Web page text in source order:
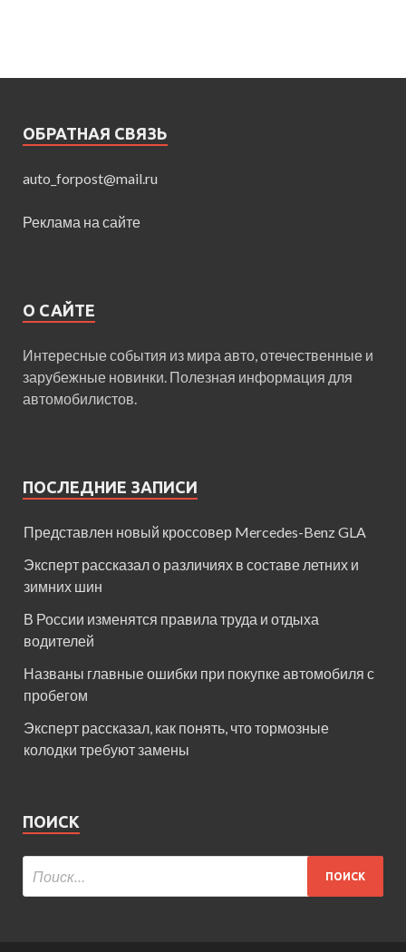
ОБРАТНАЯ СВЯЗЬ
auto_forpost@mail.ru
Реклама на сайте
О САЙТЕ
Интересные события из мира авто, отечественные и
зарубежные новинки. Полезная информация для
автомобилистов.
ПОСЛЕДНИЕ ЗАПИСИ
Представлен новый кроссовер Mercedes-Benz GLA
Эксперт рассказал о различиях в составе летних и
зимних шин
В России изменятся правила труда и отдыха
водителей
Названы главные ошибки при покупке автомобиля с
пробегом
Эксперт рассказал, как понять, что тормозные
колодки требуют замены
ПОИСК